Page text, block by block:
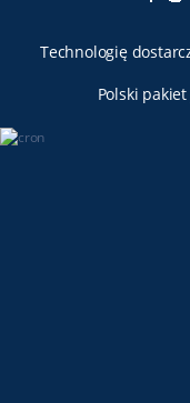
Technologię
Polski